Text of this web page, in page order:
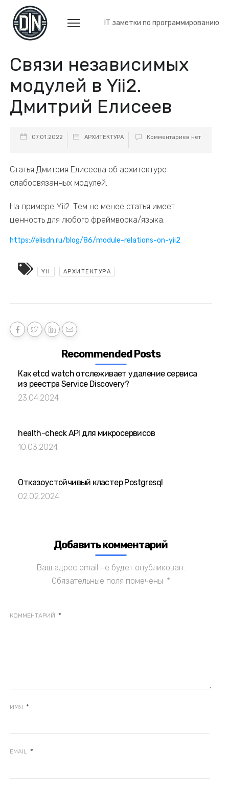
IT заметки по программированию
Связи независимых
модулей в Yii2.
Дмитрий Елисеев
07.01.2022 АРХИТЕКТУРА Комментариев нет
Статья Дмитрия Елисеева об архитектуре
слабосвязанных модулей.
На примере Yii2. Тем не менее статья имеет
ценность для любого фреймворка/языка.
https://elisdn.ru/blog/86/module-relations-on-yii2
YII АРХИТЕКТУРА
Recommended Posts
Как etcd watch отслеживает удаление сервиса
из реестра Service Discovery?
23.04.2024
health-check API для микросервисов
10.03.2024
Отказоустойчивый кластер Postgresql
02.02.2024
Добавить комментарий
Ваш адрес email не будет опубликован.
Обязательные поля помечены *
КОММЕНТАРИЙ *
ИМЯ *
EMAIL *